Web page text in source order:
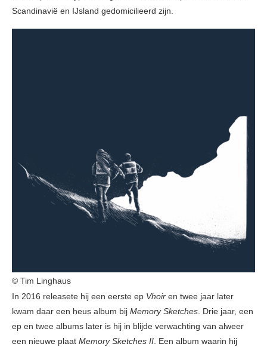
Scandinavië en IJsland gedomicilieerd zijn.
© Tim Linghaus
In 2016 releasete hij een eerste ep Vhoir en twee jaar later
kwam daar een heus album bij Memory Sketches. Drie jaar, een
ep en twee albums later is hij in blijde verwachting van alweer
een nieuwe plaat Memory Sketches II. Een album waarin hij